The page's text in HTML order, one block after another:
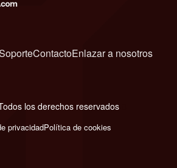
ContactoEnlazar a nosotros
los derechos reservados
privacidadPolítica de cookies